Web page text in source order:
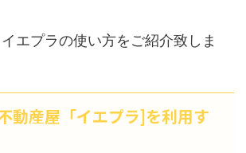
エプラの使い方をご紹介致しま
動産屋「イエプラ]を利用す